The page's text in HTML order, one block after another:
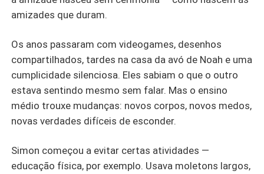
amizades que duram.
Os anos passaram com videogames, desenhos
compartilhados, tardes na casa da avó de Noah e uma
cumplicidade silenciosa. Eles sabiam o que o outro
estava sentindo mesmo sem falar. Mas o ensino
médio trouxe mudanças: novos corpos, novos medos,
novas verdades difíceis de esconder.
Simon começou a evitar certas atividades —
educação física, por exemplo. Usava moletons largos,